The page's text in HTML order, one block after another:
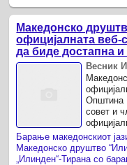
Македонско
официјалната
да биде достапна и
Весник
Општина
совет и
покрај